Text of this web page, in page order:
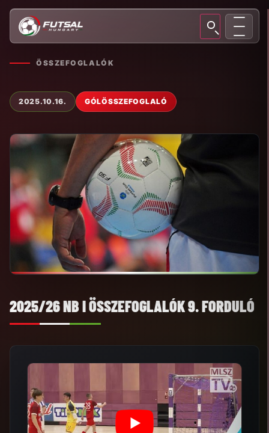
ÖSSZEFOGLALÓK
2025.10.16. GÓLÖSSZEFOGLALÓ
2025/26 NB I ÖSSZEFOGLALÓK 9. FORDULÓ